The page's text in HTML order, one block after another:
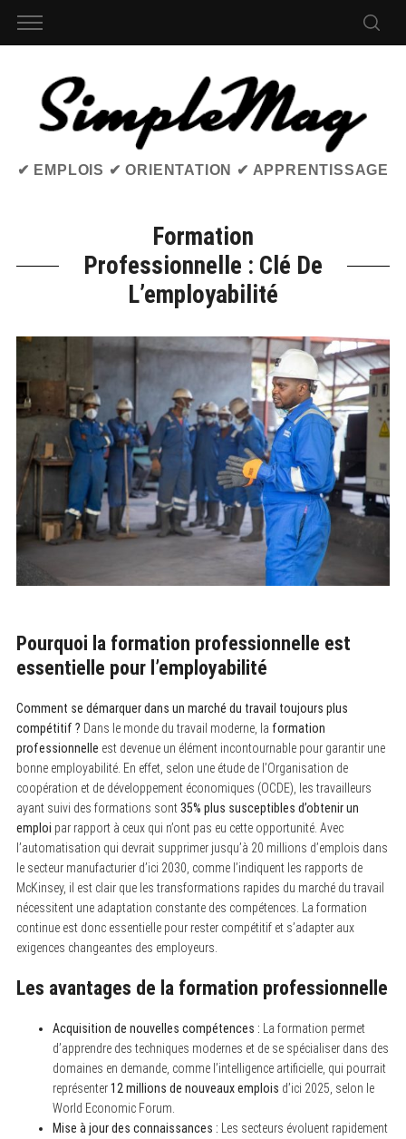
✔ EMPLOIS ✔ ORIENTATION ✔ APPRENTISSAGE
Formation
Professionnelle : Clé De
L’employabilité
Pourquoi la formation professionnelle est
essentielle pour l’employabilité
Comment se démarquer dans un marché du travail toujours plus
compétitif ? Dans le monde du travail moderne, la formation
professionnelle est devenue un élément incontournable pour garantir une
bonne employabilité. En effet, selon une étude de l’Organisation de
coopération et de développement économiques (OCDE), les travailleurs
ayant suivi des formations sont35% plus susceptibles d’obtenir un
emploi par rapport à ceux qui n’ont pas eu cette opportunité. Avec
l’automatisation qui devrait supprimer jusqu’à 20 millions d’emplois dans
le secteur manufacturier d’ici 2030, comme l’indiquent les rapports de
McKinsey, il est clair que les transformations rapides du marché du travail
nécessitent une adaptation constante des compétences. La formation
continue est donc essentielle pour rester compétitif et s’adapter aux
exigences changeantes des employeurs.
Les avantages de la formation professionnelle
Acquisition de nouvelles compétences : La formation permet
d’apprendre des techniques modernes et de se spécialiser dans des
domaines en demande, comme l’intelligence artificielle, qui pourrait
représenter12 millions de nouveaux emplois d’ici 2025, selon le
World Economic Forum.
Mise à jour des connaissances : Les secteurs évoluent rapidement